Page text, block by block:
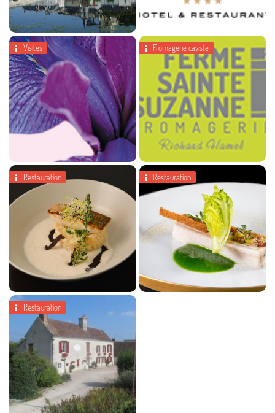
Les Hauts de Loire
 Visites  Fromagerie caviste
La ferme sainte suzanne
 Restauration  Restauration
La Maison d'à côté
 Restauration